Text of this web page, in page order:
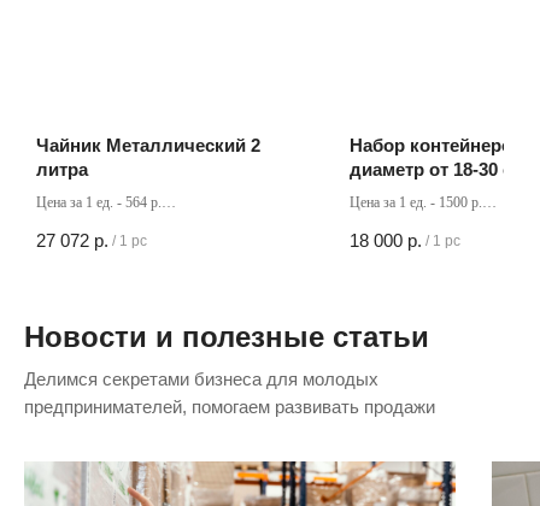
Чайник Металлический 2
литра
Цена за 1 ед. - 564 р.
27 072 р. / 1 pc
Набор контейнеров
диаметр от 18-30 см
Цена за 1 ед. - 1500 р.
18 000 р. / 1 pc
Новости и полезные статьи
Делимся секретами бизнеса для молодых
предпринимателей, помогаем развивать продажи